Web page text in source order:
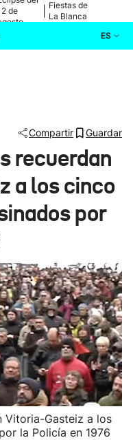
de
Fiestas de
La Blanca
ES
Compartir Guardar
recuerdan
a los cinco
por
Vitoria-Gasteiz a los
la Policía en 1976